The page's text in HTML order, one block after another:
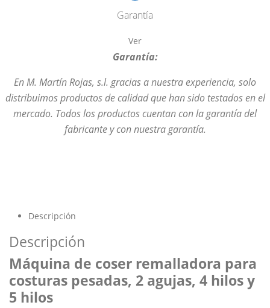
Garantía
Ver
Garantía:
En M. Martín Rojas, s.l. gracias a nuestra experiencia, solo
distribuimos productos de calidad que han sido testados en el
mercado. Todos los productos cuentan con la garantía del
fabricante y con nuestra garantía.
Descripción
Descripción
Máquina de coser remalladora para
costuras pesadas, 2 agujas, 4 hilos y
5 hilos